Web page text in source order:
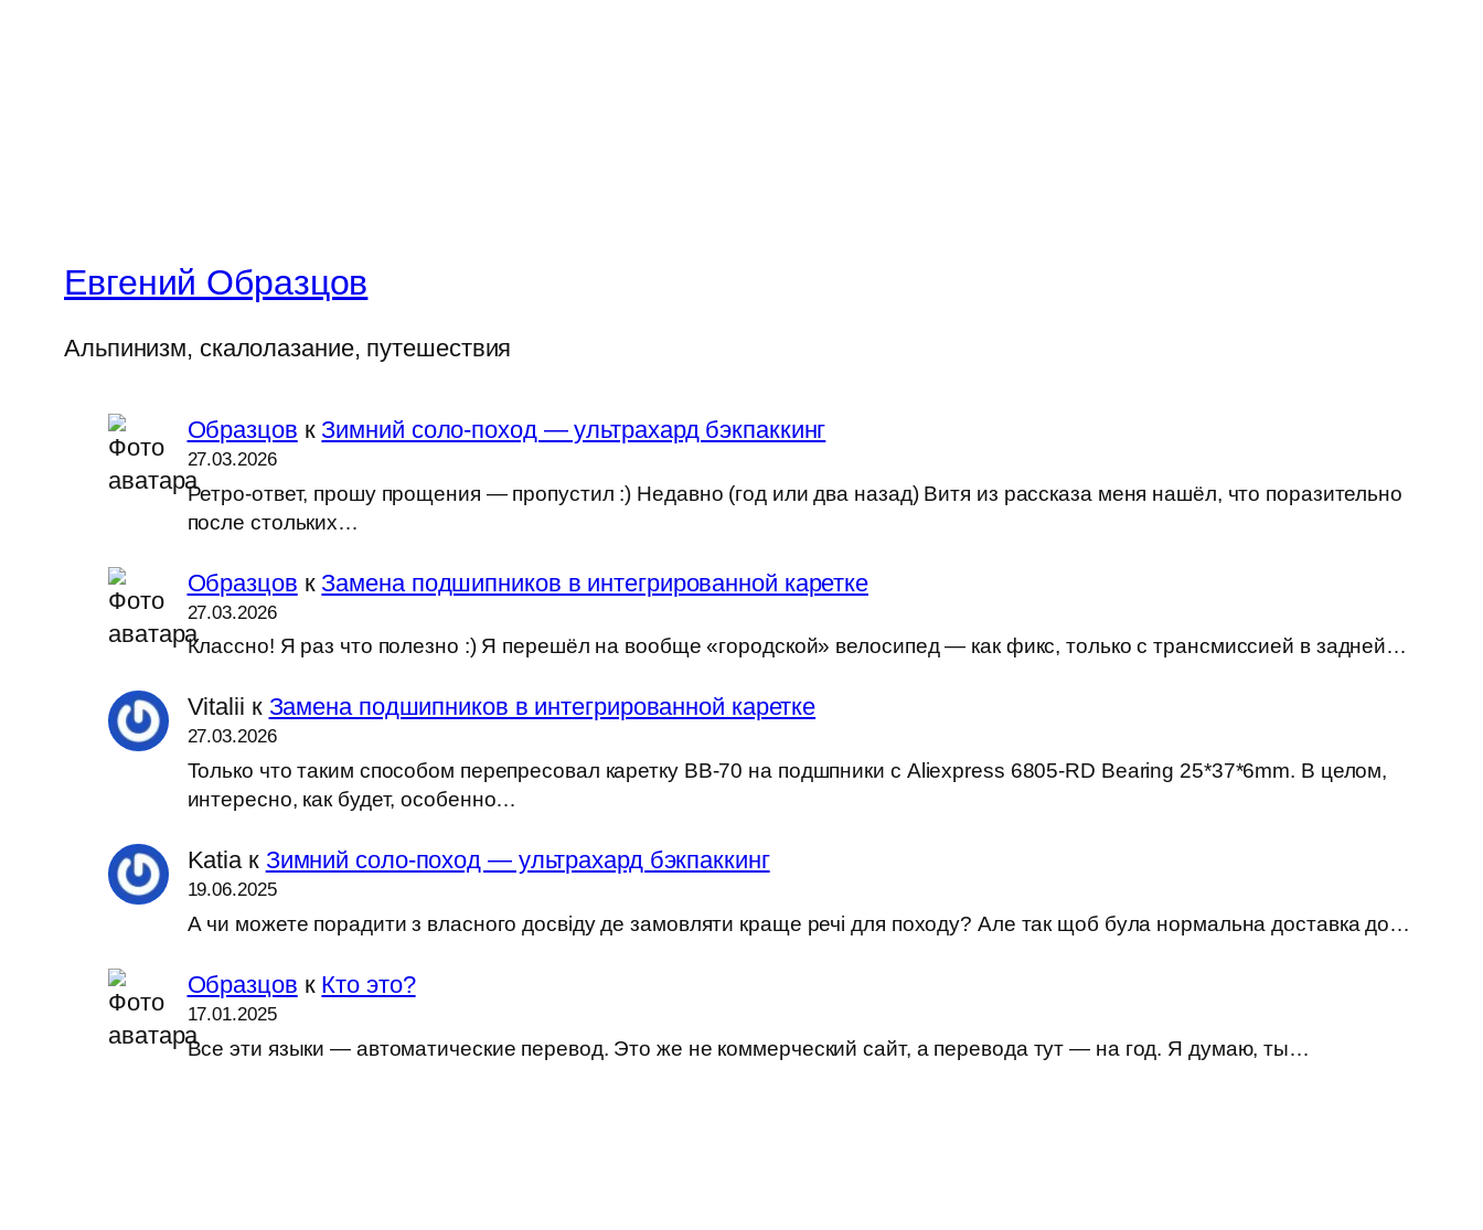
Евгений Образцов
Альпинизм, скалолазание, путешествия
Образцов к Зимний соло-поход — ультрахард бэкпаккинг
27.03.2026
Ретро-ответ, прошу прощения — пропустил :) Недавно (год или два назад) Витя из рассказа меня нашёл, что поразительно
после стольких…
Образцов к Замена подшипников в интегрированной каретке
27.03.2026
Классно! Я раз что полезно :) Я перешёл на вообще «городской» велосипед — как фикс, только с трансмиссией в задней…
Vitalii к Замена подшипников в интегрированной каретке
27.03.2026
Только что таким способом перепресовал каретку BB-70 на подшпники с Aliexpress 6805-RD Bearing 25*37*6mm. В целом,
интересно, как будет, особенно…
Katiaк Зимний соло-поход — ультрахард бэкпаккинг
19.06.2025
А чи можете порадити з власного досвіду де замовляти краще речі для походу? Але так щоб була нормальна доставка до…
Образцов к Кто это?
17.01.2025
Все эти языки — автоматические перевод. Это же не коммерческий сайт, а перевода тут — на год. Я думаю, ты…